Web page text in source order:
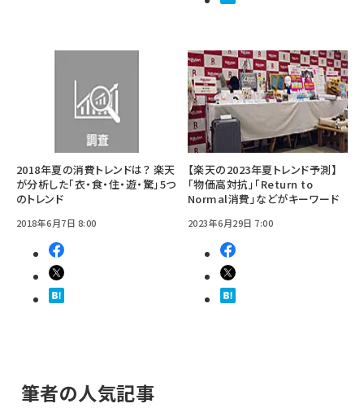
2018年夏の消費トレンドは？ 楽天
が分析した「衣・食・住・遊・驚」5つ
のトレンド
2018年6月7日 8:00
【楽天の2023年夏トレンド予測】
「物価高対抗」「Return to
Normal消費」などがキーワード
2023年6月29日 7:00
筆者の人気記事